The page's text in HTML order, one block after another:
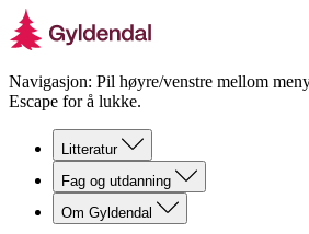
Navigasjon: Pil høyre/venstre mellom
Escape for å lukke.
Litteratur
Fag og utdanning
Om Gyldendal